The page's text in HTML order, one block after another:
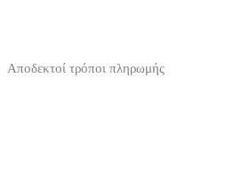
Αποδεκτοί τρόποι πληρωμής